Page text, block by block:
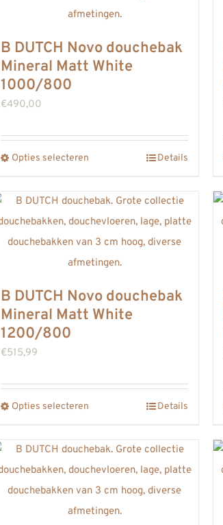
Deze
kan
de
productpagina
B DUTCH Novo douchebak
Mineral Matt White
1000/800
€490,00
Opties selecteren
heeft
meerdere
variaties.
Deze
kan
de
productpagina
Details
B DUTCH Novo douchebak
Mineral Matt White
1200/800
€515,99
Opties selecteren
heeft
meerdere
variaties.
Deze
Details